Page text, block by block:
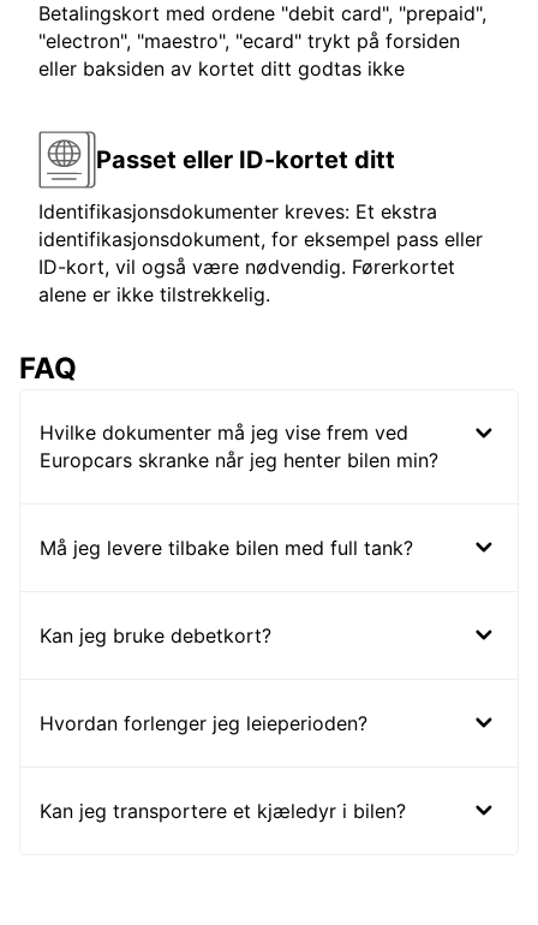
Betalingskort med ordene "debit card", "prepaid",
"electron", "maestro", "ecard" trykt på forsiden
eller baksiden av kortet ditt godtas ikke
Passet eller ID-kortet ditt
Identifikasjonsdokumenter kreves: Et ekstra
identifikasjonsdokument, for eksempel pass eller
ID-kort, vil også være nødvendig. Førerkortet
alene er ikke tilstrekkelig.
FAQ
Hvilke dokumenter må jeg vise frem ved
Europcars skranke når jeg henter bilen min?
Må jeg levere tilbake bilen med full tank?
Kan jeg bruke debetkort?
Hvordan forlenger jeg leieperioden?
Kan jeg transportere et kjæledyr i bilen?